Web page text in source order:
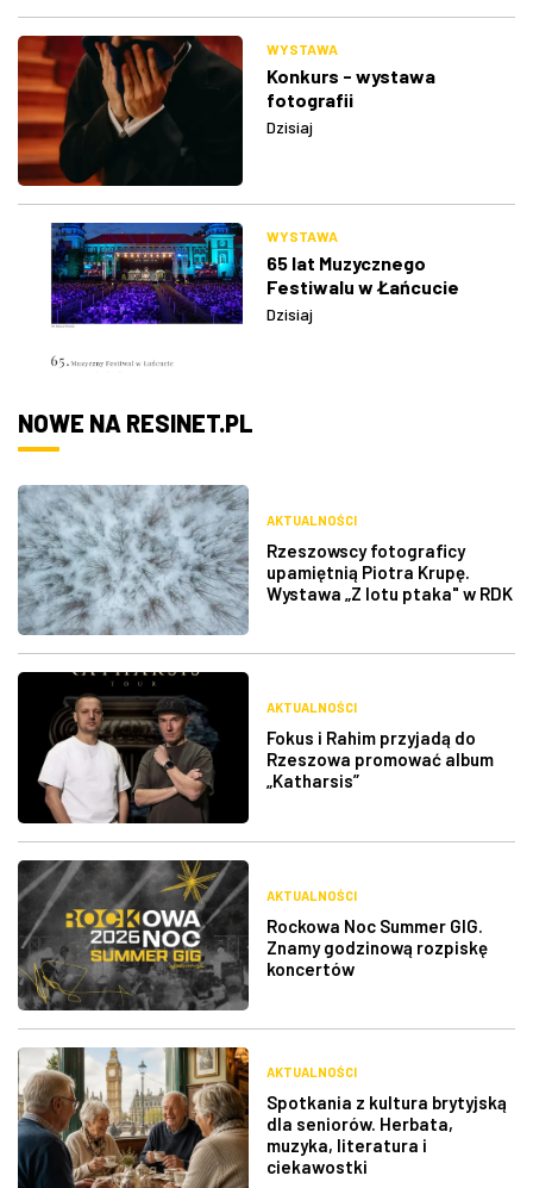
WYSTAWA
Konkurs - wystawa
fotografii
Dzisiaj
WYSTAWA
65 lat Muzycznego
Festiwalu w Łańcucie
Dzisiaj
NOWE NA RESINET.PL
AKTUALNOŚCI
Rzeszowscy fotograficy
upamiętnią Piotra Krupę.
Wystawa „Z lotu ptaka" w RDK
AKTUALNOŚCI
Fokus i Rahim przyjadą do
Rzeszowa promować album
„Katharsis”
AKTUALNOŚCI
Rockowa Noc Summer GIG.
Znamy godzinową rozpiskę
koncertów
AKTUALNOŚCI
Spotkania z kultura brytyjską
dla seniorów. Herbata,
muzyka, literatura i
ciekawostki